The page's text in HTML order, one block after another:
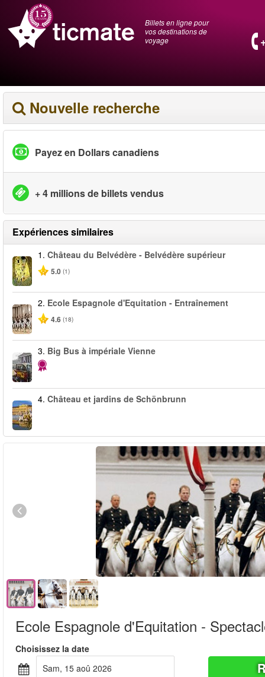
Billets en ligne pour
vos destinations de
voyage
Nouvelle recherche
Payez en Dollars canadiens
+ 4 millions de billets vendus
Expériences similaires
1. Château du Belvédère - Belvédère supérieur
5.0 (1)
2. Ecole Espagnole d'Equitation - Entraînement
4.6 (18)
3. Big Bus à impériale Vienne
4. Château et jardins de Schönbrunn
Ecole Espagnole d'Equitation -
Choisissez la date
sam, 15 aoû 2026